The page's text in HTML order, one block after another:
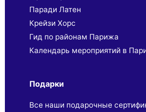
Паради Латен
Крейзи Хорс
Гид по районам Парижа
Календарь мероприятий в
Подарки
Все наши подарочные